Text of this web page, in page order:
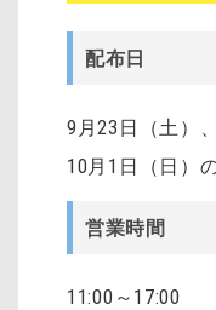
配布日
9月23日（土）
10月1日（日）
営業時間
11:00～17:00